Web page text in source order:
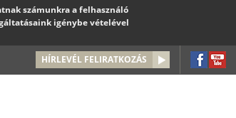
számunkra a felhasználó
igénybe vételével
Jump to navigation
HÍRLEVÉL FELIRATKOZÁS